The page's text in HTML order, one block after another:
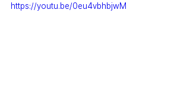
https://youtu.be/0eu4vbhbjwM